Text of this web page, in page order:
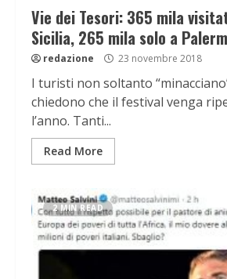
Vie dei Tesori: 365 mila
Sicilia, 265 mila solo a
redazione 23 novembre 2018
I turisti non soltanto
chiedono che il festival venga
l’anno. Tanti...
Read More
2 MIN READ